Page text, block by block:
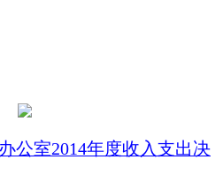
公室2014年度收入支出决